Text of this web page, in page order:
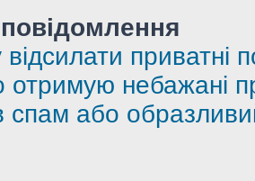
приватні
отримую небажані
або